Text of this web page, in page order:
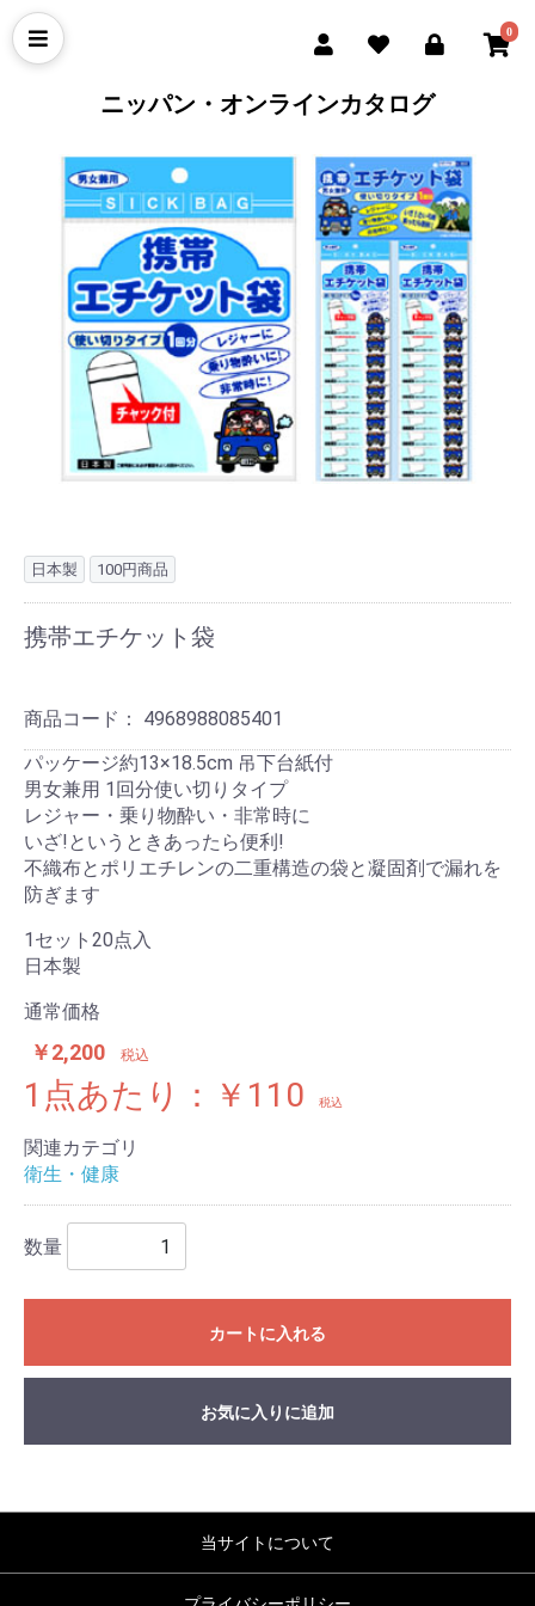
0
ニッパン・オンラインカタログ
日本製 100円商品
携帯エチケット袋
商品コード： 4968988085401
パッケージ約13×18.5cm 吊下台紙付
男女兼用 1回分使い切りタイプ
レジャー・乗り物酔い・非常時に
いざ!というときあったら便利!
不織布とポリエチレンの二重構造の袋と凝固剤で漏れを
防ぎます
1セット20点入
日本製
通常価格
￥2,200 税込
1点あたり：￥110 税込
関連カテゴリ
衛生・健康
数量
カートに入れる
お気に入りに追加
当サイトについて